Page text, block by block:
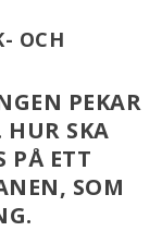
OCH
PEKAR
HUR SKA
PÅ ETT
SOM